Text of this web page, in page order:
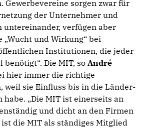
Gewerbevereine sorgen zwar für
der Unternehmer und
verfügen aber
und Wirkung“ bei
Institutionen, die jeder
Die MIT, so André
hier immer die richtige
weil sie Einfluss bis in die Länder-
habe. „Die MIT ist einerseits an
und dicht an den Firmen
die MIT als ständiges Mitglied